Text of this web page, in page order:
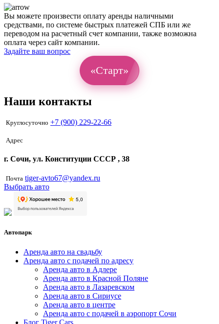
Вы можете произвести оплату аренды наличными
средствами, по системе быстрых платежей СПБ или же
переводом на расчетный счет компании, также возможна
оплата через сайт компании.
Задайте ваш вопрос
«Старт»
Наши контакты
Круглосуточно +7 (900) 229-22-66
Адрес
г. Сочи, ул. Конституции СССР , 38
Почта tiger-avto67@yandex.ru
Выбрать авто
Автопарк
Аренда авто на свадьбу
Аренда авто с подачей по адресу
Аренда авто в Адлере
Аренда авто в Красной Поляне
Аренда авто в Лазаревском
Аренда авто в Сириусе
Аренда авто в центре
Аренда авто с подачей в аэропорт Сочи
Блог Tiger Cars